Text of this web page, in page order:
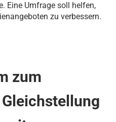
Eine Umfrage soll helfen,
zu verbessern.
zum